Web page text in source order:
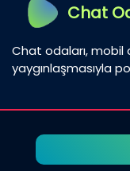
Chat
Chat odaları, mobil
yaygınlaşmasıyla